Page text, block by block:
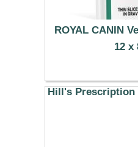
ROYAL CANIN
12 x
Hill's Prescription